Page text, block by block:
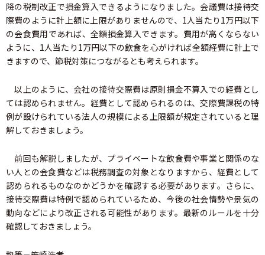
降の税制改正で損金算入できるようになりました。会議費は接待交
際費のように計上額に上限がありませんので、1人当たり1万円以下
の会食費用であれば、全額損金算入できます。費用が高くならない
ように、1人当たり1万円以下の飲食を心がければ全額経費に計上で
きますので、節税対策につながるとも考えられます。
以上のように、会社の接待交際費は原則損金不算入での経費とし
ては認められません。経費として認められるのは、交際費課税の特
例が設けられている法人の規模による上限額が規定されていると理
解しておきましょう。
前回も解説しましたが、プライベートな飲食費や事業と関係のな
い人との会食費などは税務調査の対象となりますから、経費として
認められるものなのかどうかを確認する必要があります。さらに、
接待交際費は特例で認められているため、今後の社会情勢や景気の
動向などにより改正される可能性があります。最新のルールを十分
確認しておきましょう。